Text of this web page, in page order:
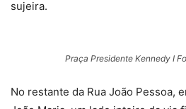
sujeira.
Praça Presidente Kennedy I
No restante da Rua João Pessoa,